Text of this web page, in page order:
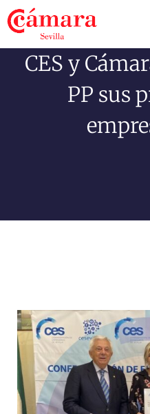
Cámara
Programas
CES y
PP sus